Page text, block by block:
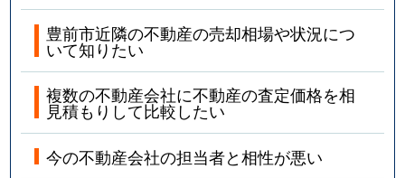
豊前市近隣の不動産の売却相場や状況につ
いて知りたい
複数の不動産会社に不動産の査定価格を相
見積もりして比較したい
今の不動産会社の担当者と相性が悪い